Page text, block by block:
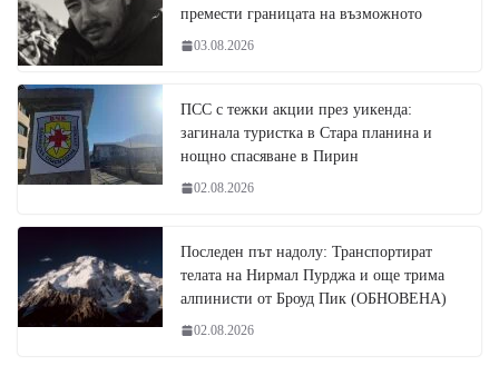
премести границата на възможното
03.08.2026
ПСС с тежки акции през уикенда:
загинала туристка в Стара планина и
нощно спасяване в Пирин
02.08.2026
Последен път надолу: Транспортират
телата на Нирмал Пурджа и още трима
алпинисти от Броуд Пик (ОБНОВЕНА)
02.08.2026